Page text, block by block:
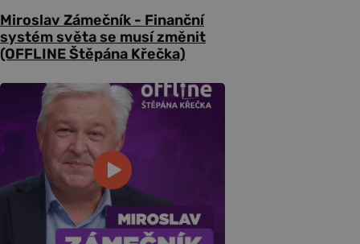
Miroslav Zámečník - Finanční
systém světa se musí změnit
(OFFLINE Štěpána Křečka)